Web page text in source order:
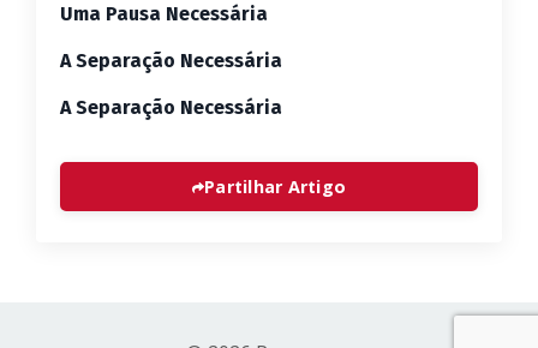
Uma Pausa Necessária
A Separação Necessária
A Separação Necessária
Partilhar Artigo